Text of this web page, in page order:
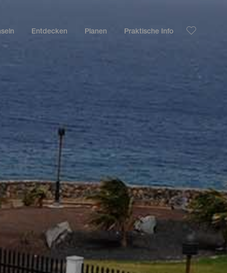
Entdecken Planen Praktische Info